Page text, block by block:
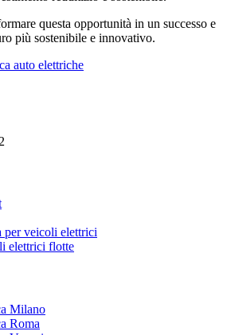
questa opportunità in un successo e
più sostenibile e innovativo.
per veicoli elettrici
elettrici flotte
Milano
Roma